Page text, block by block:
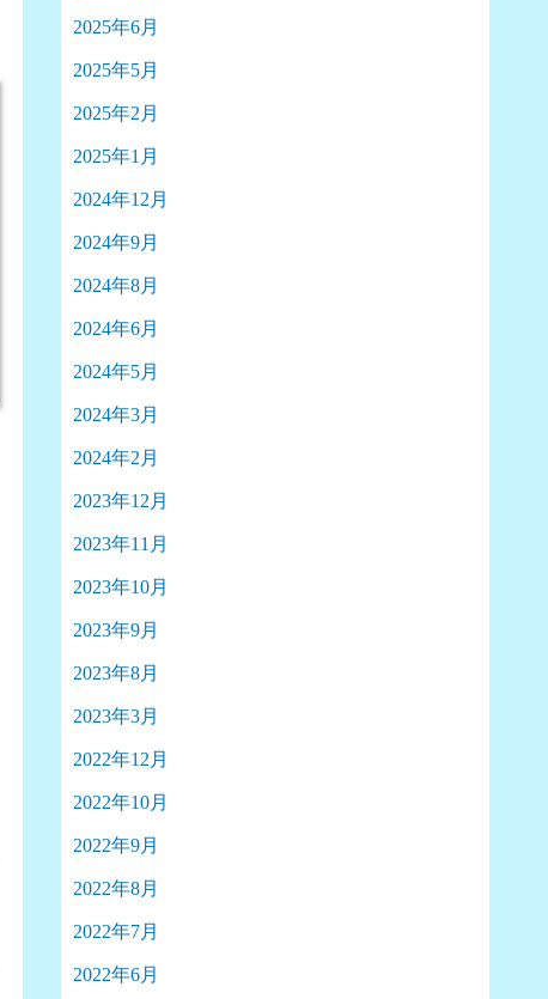
2025年6月
2025年5月
2025年2月
2025年1月
2024年12月
2024年9月
2024年8月
2024年6月
2024年5月
2024年3月
2024年2月
2023年12月
2023年11月
2023年10月
2023年9月
2023年8月
2023年3月
2022年12月
2022年10月
2022年9月
2022年8月
2022年7月
2022年6月